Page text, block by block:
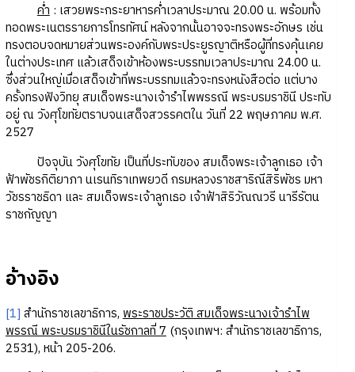
ค่ำ: เสวยพระกระยาหารค่ำเวลาประมาณ 20.00 น. พร้อมทั้ง
ทอดพระเนตรรายการโทรทัศน์ หลังจากนั้นอาจจะทรงพระอักษร เช่น
ทรงตอบจดหมายส่วนพระองค์กับพระประยูรญาติหรือผู้ที่ทรงคุ้นเคย
ในต่างประเทศ แล้วเสด็จเข้าห้องพระบรรทมเวลาประมาณ 24.00 น.
ซึ่งส่วนใหญ่เมื่อเสด็จเข้าที่พระบรรทมแล้วจะทรงหนังสือต่อ แต่บาง
ครั้งทรงฟังวิทยุ สมเด็จพระนางเจ้ารำไพพรรณี พระบรมราชินี ประทับ
อยู่ ณ วังศุโขทัยตราบจนเสด็จสวรรคตใน วันที่ 22 พฤษภาคม พ.ศ.
2527
ปัจจุบัน วังศุโขทัย เป็นที่ประทับของ สมเด็จพระเจ้าลูกเธอ เจ้า
ฟ้าพัชรกิติยาภา นเรนทิราเทพยวดี กรมหลวงราชสาริณีสิริพัชร มหา
วัชรราชธิดา และ สมเด็จพระเจ้าลูกเธอ เจ้าฟ้าสิริวัณณวรี นารีรัตน
ราชกัญญา
อ้างอิง
[1] สำนักราชเลขาธิการ,พระราชประวัติ สมเด็จพระนางเจ้ารำไพ
พรรณี พระบรมราชินีในรัชกาลที่ 7(กรุงเทพฯ: สำนักราชเลขาธิการ,​
2531), หน้า 205-206.